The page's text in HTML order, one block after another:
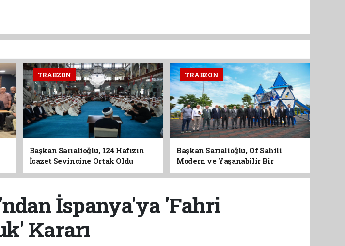
TRABZON
Başkan Sarıalioğlu, 124 Hafızın
İcazet Sevincine Ortak Oldu
TRABZON
Başkan Sarıalioğlu, Of Sahili
Modern ve Yaşanabilir Bir
Kimliğe Kavuşuyor
İspanya'ya 'Fahri
Kararı